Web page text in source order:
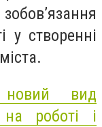
у створенні
новий вид
на роботі і